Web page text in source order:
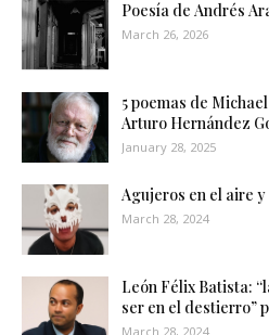
Poesía de Andrés
March 26, 2026
5 poemas de
Arturo Hernández
January 28, 2025
Agujeros en el aire
March 28, 2024
León Félix Batista:
ser en el destierro”
March 28, 2024